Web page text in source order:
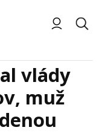
vlády
muž